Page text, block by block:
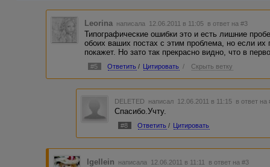
Leorina написала 12.06.2011 в 11:05 в ответ на #3
Типографические ошибки это и есть лишние
обоих ваших постах с этим проблема, но если их
покажет. Но зато так прекрасно видно, что в
#5 Ответить / Цитировать / Скрыть ветку
DELETED написал 12.06.2011 в 11:15 в ответ на
Спасибо.Учту.
#8 Ответить / Цитировать
Igellein написала 12.06.2011 в 11:11 в ответ на #3